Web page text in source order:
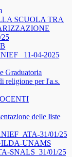
SCUOLA TRA
11-04-2025
Graduatoria
religione per l'a.s.
delle liste
31/01/25
UNAMS
SNALS_31/01/25